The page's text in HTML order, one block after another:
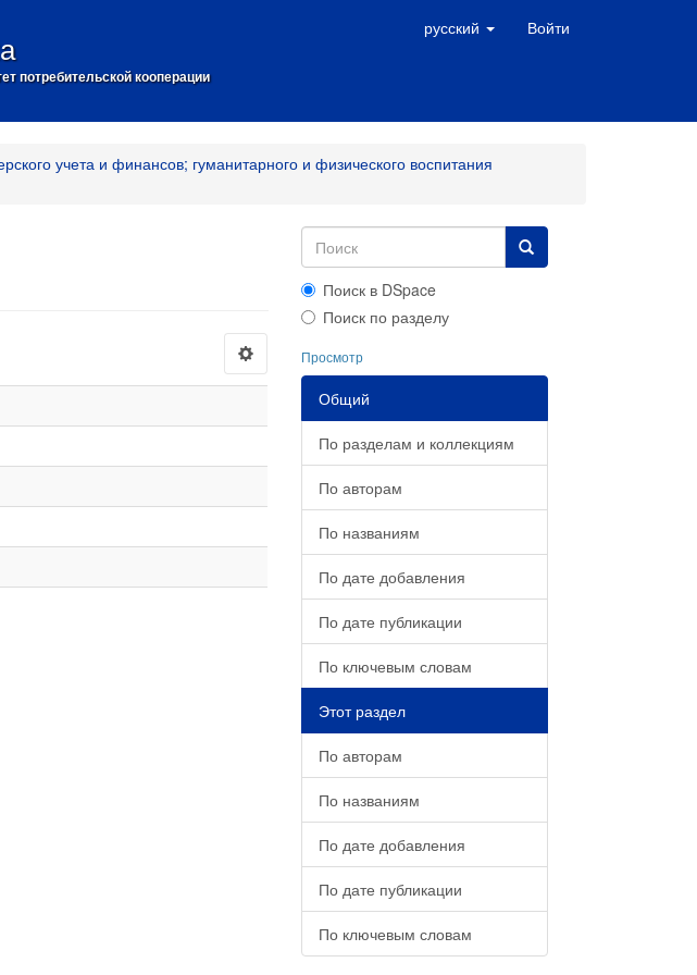
потребительской кооперации
русский Войти
учета и финансов; гуманитарного и физического воспитания
Поиск в DSpace
Поиск по разделу
Просмотр
Общий
По разделам и коллекциям
По авторам
По названиям
По дате добавления
По дате публикации
По ключевым словам
Этот раздел
По авторам
По названиям
По дате добавления
По дате публикации
По ключевым словам